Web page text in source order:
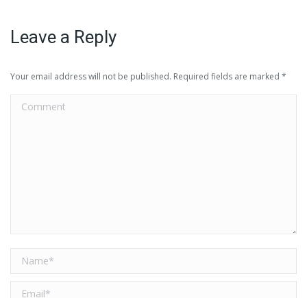
Leave a Reply
Your email address will not be published. Required fields are marked *
Comment
Name *
Email *